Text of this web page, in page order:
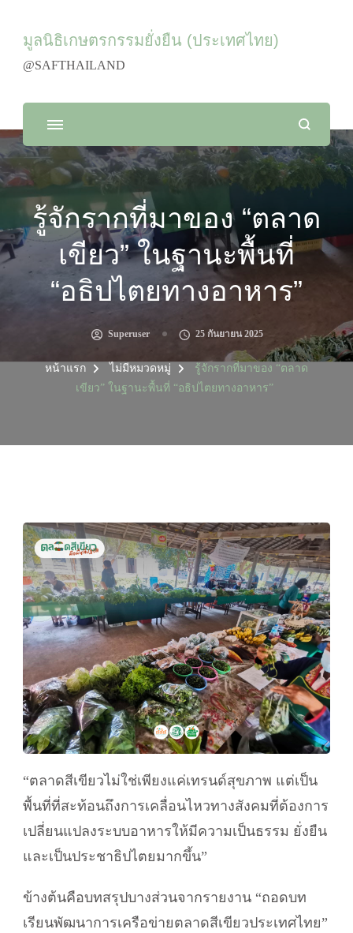
มูลนิธิเกษตรกรรมยั่งยืน (ประเทศไทย)
@SAFTHAILAND
รู้จักรากที่มาของ “ตลาด
เขียว” ในฐานะพื้นที่
“อธิปไตยทางอาหาร”
Superuser 25 กันยายน 2025
หน้าแรก ไม่มีหมวดหมู่
รู้จักรากที่มาของ “ตลาด
เขียว” ในฐานะพื้นที่ “อธิปไตยทางอาหาร”
“ตลาดสีเขียวไม่ใช่เพียงแค่เทรนด์สุขภาพ แต่เป็น
พื้นที่ที่สะท้อนถึงการเคลื่อนไหวทางสังคมที่ต้องการ
เปลี่ยนแปลงระบบอาหารให้มีความเป็นธรรม ยั่งยืน
และเป็นประชาธิปไตยมากขึ้น”
ข้างต้นคือบทสรุปบางส่วนจากรายงาน “ถอดบท
เรียนพัฒนาการเครือข่ายตลาดสีเขียวประเทศไทย”